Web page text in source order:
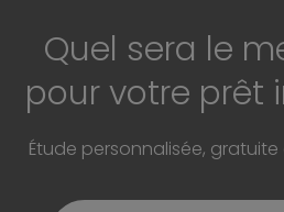
Quel sera le
pour votre prêt
Étude personnalisée,